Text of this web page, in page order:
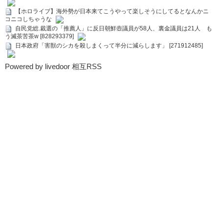
【ホロライブ】海外勢が日本来てこうやって楽しそうにしてるとなんかニ
コニコしちゃうな
自民党総.裁選の「推薦人」に反日朝鮮壺議員が58人、裏金議員は21人 も
う滅茶苦茶w [828293379]
日本政府「害獣のシカを殺しまくって半分に減らします」 [271912485]
Powered by livedoor 相互RSS